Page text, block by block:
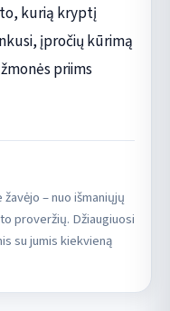
kurią kryptį
įpročių kūrimą
priims
– nuo išmaniųjų
proveržių. Džiaugiuosi
su jumis kiekvieną